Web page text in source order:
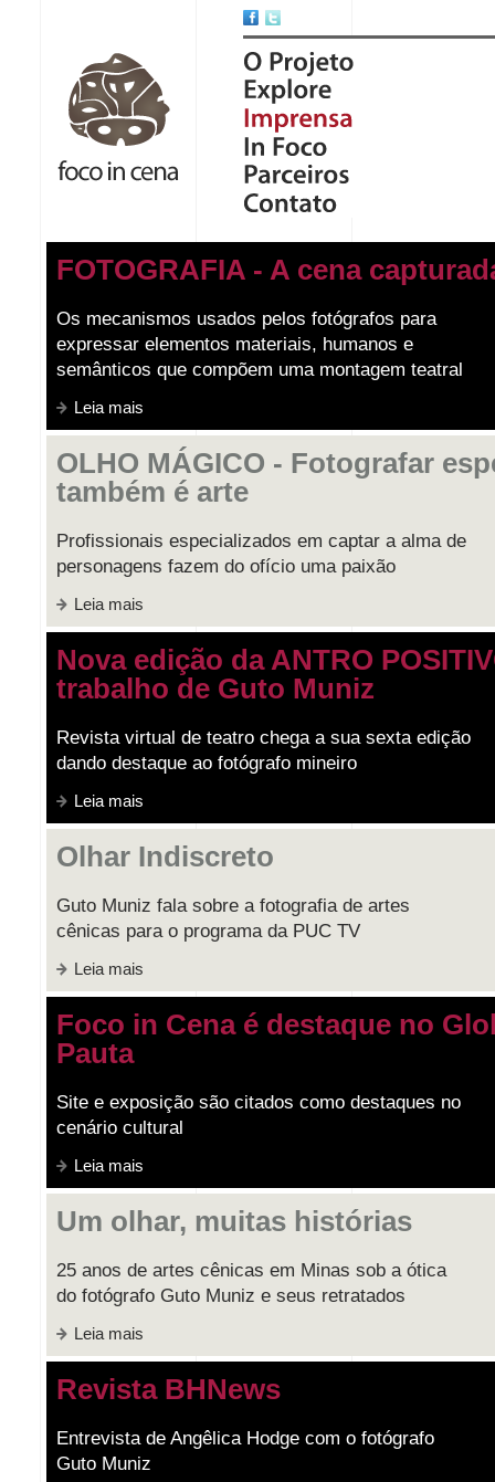
FOTOGRAFIA - A cena
Os mecanismos usados pelos fotógrafos para
expressar elementos materiais, humanos e
semânticos que compõem uma montagem teatral
Leia mais
OLHO MÁGICO - Fotografar
também é arte
Profissionais especializados em captar a alma de
personagens fazem do ofício uma paixão
Leia mais
Nova edição da ANTRO
trabalho de Guto Muniz
Revista virtual de teatro chega a sua sexta edição
dando destaque ao fotógrafo mineiro
Leia mais
Olhar Indiscreto
Guto Muniz fala sobre a fotografia de artes
cênicas para o programa da PUC TV
Leia mais
Foco in Cena é destaque no
Pauta
Site e exposição são citados como destaques no
cenário cultural
Leia mais
Um olhar, muitas histórias
25 anos de artes cênicas em Minas sob a ótica
do fotógrafo Guto Muniz e seus retratados
Leia mais
Revista BHNews
Entrevista de Angêlica Hodge com o fotógrafo
Guto Muniz